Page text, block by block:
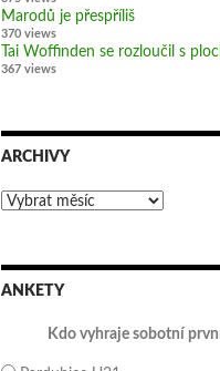
Marodů je přespříliš
370 views
Tai Woffinden se rozloučil s
367 views
ARCHIVY
Archivy
ANKETY
Kdo vyhraje sobotní